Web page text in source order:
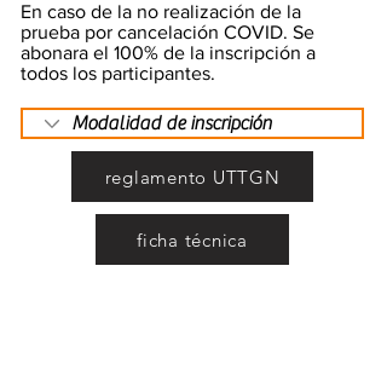
En caso de la no realización de la
prueba por cancelación COVID. Se
abonara el 100% de la inscripción a
todos los participantes.
reglamento UTTGN
ficha técnica